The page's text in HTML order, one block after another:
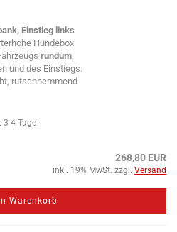
Einstieg links
Hundebox
rundum,
und des Einstiegs.
rutschhemmend
3-4 Tage
268,80 EUR
inkl. 19% MwSt. zzgl. Versand
Warenkorb